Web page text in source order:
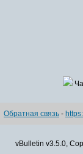
Обратная связь -
vBulletin v3.5.0,